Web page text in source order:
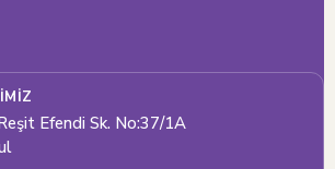
Efendi Sk. No:37/1A